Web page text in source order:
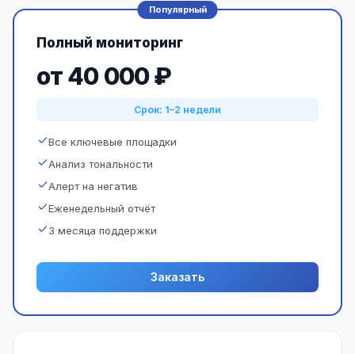
Популярный
Полный мониторинг
от 40 000 ₽
Срок: 1–2 недели
Все ключевые площадки
Анализ тональности
Алерт на негатив
Еженедельный отчёт
3 месяца поддержки
Заказать